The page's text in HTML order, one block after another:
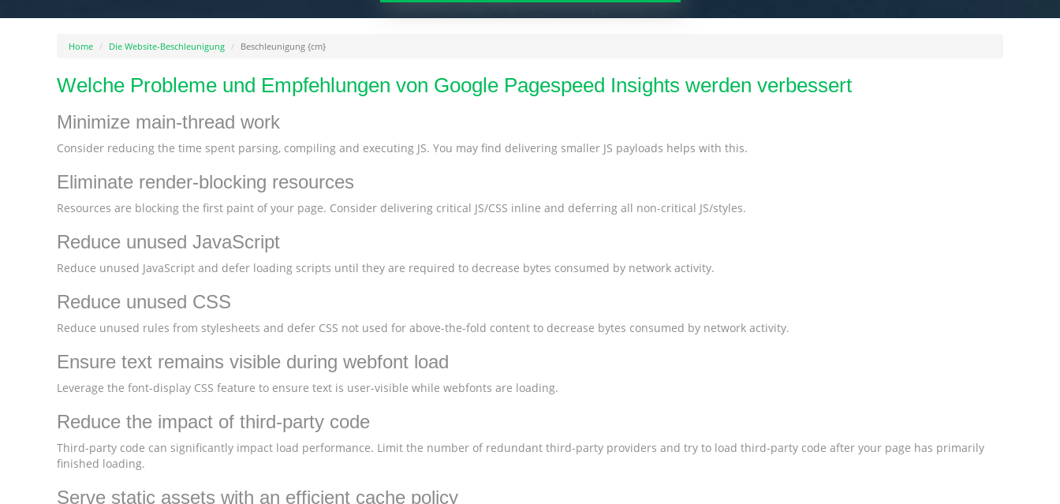
Home Die Website-Beschleunigung Beschleunigung {cm}
Welche Probleme und Empfehlungen von Google Pagespeed Insights werden verbessert
Minimize main-thread work
Consider reducing the time spent parsing, compiling and executing JS. You may find delivering smaller JS payloads helps with this.
Eliminate render-blocking resources
Resources are blocking the first paint of your page. Consider delivering critical JS/CSS inline and deferring all non-critical JS/styles.
Reduce unused JavaScript
Reduce unused JavaScript and defer loading scripts until they are required to decrease bytes consumed by network activity.
Reduce unused CSS
Reduce unused rules from stylesheets and defer CSS not used for above-the-fold content to decrease bytes consumed by network activity.
Ensure text remains visible during webfont load
Leverage the font-display CSS feature to ensure text is user-visible while webfonts are loading.
Reduce the impact of third-party code
Third-party code can significantly impact load performance. Limit the number of redundant third-party providers and try to load third-party code after your page has primarily
finished loading.
Serve static assets with an efficient cache policy